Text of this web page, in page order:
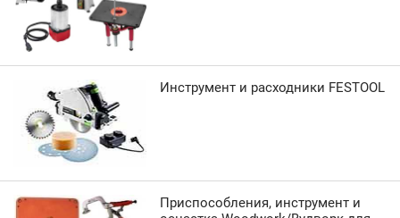
Инструмент и расходники FESTOOL
Приспособления, инструмент и